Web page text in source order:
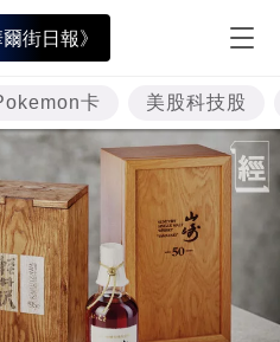
街日報》
卡 美股科技股